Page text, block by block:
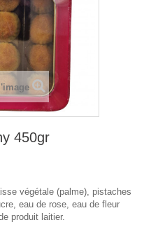
450gr
végétale (palme), pistaches
eau de rose, eau de fleur
produit laitier.